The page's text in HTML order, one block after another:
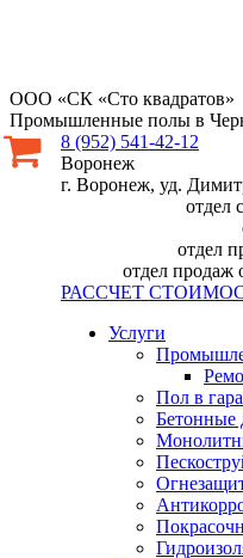
ООО «СК «Сто квадратов»
Промышленные полы в
8 (952) 541-42-12
Воронеж
г. Воронеж, уд.
отдел
отдел
отдел продаж
РАССЧЕТ
Услуги
Пол в
Бетонные